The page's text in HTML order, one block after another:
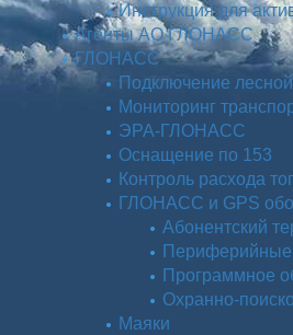
Инструкция для
Агенты АО ГЛОНАСС
ГЛОНАСС
Подключение
Мониторинг
ЭРА-ГЛОНАСС
Оснащение по 153
Контроль расхода
ГЛОНАСС и GPS
Абонентский
Периферийные
Программное
Охранно-
Маяки